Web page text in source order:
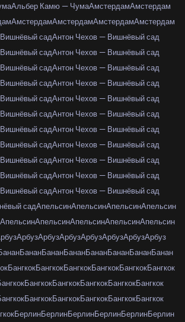
Альбер Камю — ЧумаАмстердамАмстердам
АмстердамАмстердамАмстердамАмстердам
садАнтон Чехов — Вишнёвый сад
садАнтон Чехов — Вишнёвый сад
садАнтон Чехов — Вишнёвый сад
садАнтон Чехов — Вишнёвый сад
садАнтон Чехов — Вишнёвый сад
садАнтон Чехов — Вишнёвый сад
садАнтон Чехов — Вишнёвый сад
садАнтон Чехов — Вишнёвый сад
садАнтон Чехов — Вишнёвый сад
садАнтон Чехов — Вишнёвый сад
садАнтон Чехов — Вишнёвый сад
садАпельсинАпельсинАпельсинАпельсин
АпельсинАпельсинАпельсинАпельсинАпельсин
АрбузАрбузАрбузАрбузАрбузАрбузАрбуз
БананБананБананБананБананБананБанан
БангкокБангкокБангкокБангкокБангкокБангкок
БангкокБангкокБангкокБангкокБангкок
БангкокБангкокБангкокБангкокБангкок
БерлинБерлинБерлинБерлинБерлинБерлин